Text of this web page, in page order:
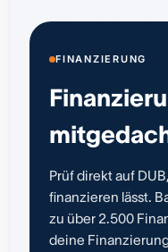
FINANZIERUNG
Prüf direkt auf
finanzieren lässt.
zu über 2.500
deine